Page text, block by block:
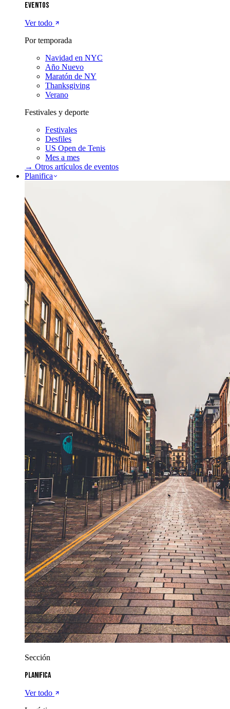
Eventos
Ver todo
Por temporada
Navidad en NYC
Año Nuevo
Maratón de NY
Thanksgiving
Verano
Festivales y deporte
Festivales
Desfiles
US Open de Tenis
Mes a mes
→ Otros artículos de eventos
Planifica
Sección
Planifica
Ver todo